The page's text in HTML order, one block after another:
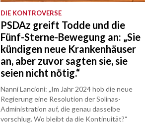
DIE KONTROVERSE
PSDAz greift Todde und die
Fünf-Sterne-Bewegung an: „Sie
kündigen neue Krankenhäuser
an, aber zuvor sagten sie, sie
seien nicht nötig.“
Nanni Lancioni: „Im Jahr 2024 hob die neue
Regierung eine Resolution der Solinas-
Administration auf, die genau dasselbe
vorschlug. Wo bleibt da die Kontinuität?“